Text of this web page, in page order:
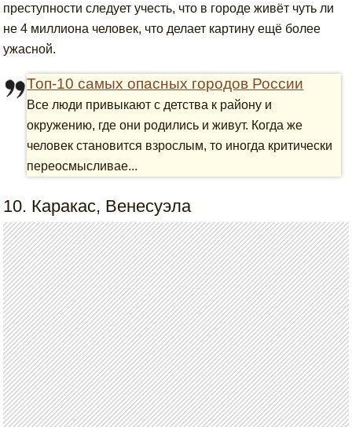
преступности следует учесть, что в городе живёт чуть ли
не 4 миллиона человек, что делает картину ещё более
ужасной.
Топ-10 самых опасных городов России
Все люди привыкают с детства к району и
окружению, где они родились и живут. Когда же
человек становится взрослым, то иногда критически
переосмысливае...
10. Каракас, Венесуэла